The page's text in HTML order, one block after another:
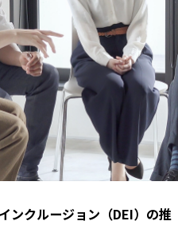
ンクルージョン（DEI）の推